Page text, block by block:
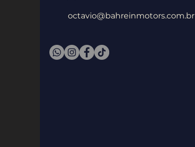
octavio@bahreinmotors.com.br